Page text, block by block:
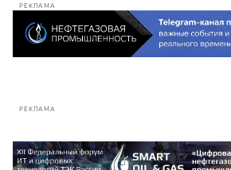
РЕКЛАМА
РЕКЛАМА